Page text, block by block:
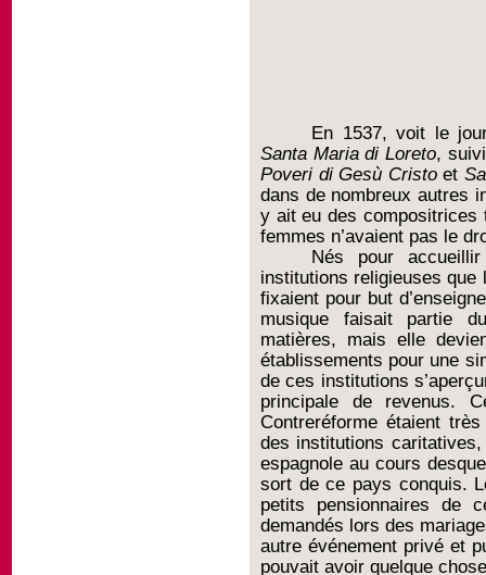
En 1537, voit le
Santa Maria di Loreto,
Poveri di Gesù Cristoet
dans de nombreux autres
y ait eu des compositrices
femmes n’avaient pas le
Nés pour
institutions religieuses que
fixaient pour but
musique faisait partie
matières, mais elle
établissements pour une
de ces institutions
principale de revenus.
Contreréforme étaient
des institutions
espagnole au cours
sort de ce pays conquis.
petits pensionnaires de
demandés lors des
autre événement privé et
pouvait avoir quelque